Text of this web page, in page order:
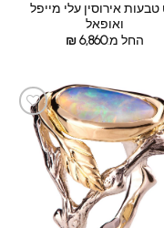
אירוסין עלי מייפל
ואופאל
החל מ:
₪6,860